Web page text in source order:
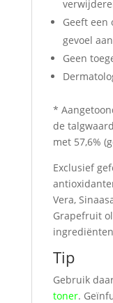
Geeft een
gevoel
Geen
*
de
met 57,6%
Exclusief
Vera,
Grapefruit
Tip
Gebruik
toner.